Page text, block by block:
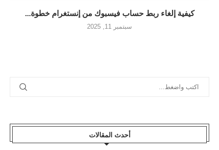
كيفية إلغاء ربط حساب فيسبوك من إنستغرام خطوة...
سبتمبر 11, 2025
أحدث المقالات